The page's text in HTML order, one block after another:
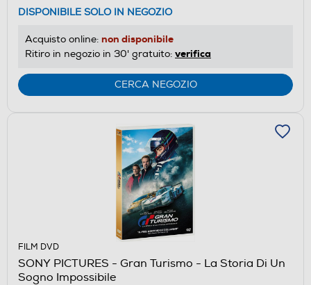
DISPONIBILE SOLO IN NEGOZIO
Acquisto online: non disponibile
Ritiro in negozio in 30' gratuito: verifica
CERCA NEGOZIO
FILM DVD
SONY PICTURES - Gran Turismo - La Storia Di Un
Sogno Impossibile